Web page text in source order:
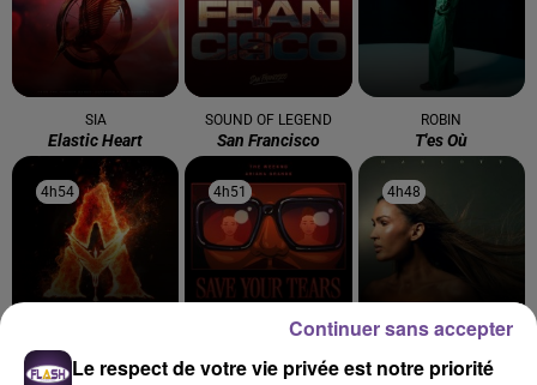
SIA
Elastic Heart
SOUND OF LEGEND
San Francisco
ROBIN
T'es Où
4h54
4h54
Dream As One (from
4h51
4h51
Save Your Tears
4h48
4h48
Ca Fait Mal
Le respect de votre vie privée est notre priorité
Continuer sans accepter